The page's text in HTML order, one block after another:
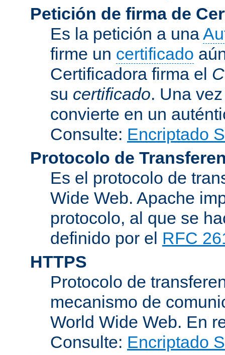
Petición de firma de
Es la petición a una
firme un certificado
Certificadora firma el
su certificado. Una
convierte en un
Consulte: Encriptado
Protocolo de
Es el protocolo de
Wide Web. Apache
protocolo, al que se
definido por el RFC
HTTPS
Protocolo de
mecanismo de
World Wide Web. En
Consulte: Encriptado